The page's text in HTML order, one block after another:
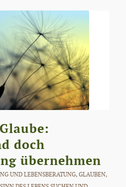
doch
übernehmen
UND LEBENSBERATUNG, GLAUBEN,